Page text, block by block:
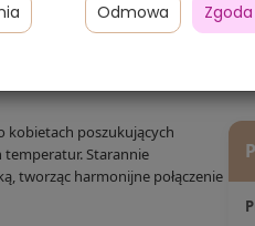
I
kobietach poszukujących
temperatur. Starannie
tworząc harmonijne połączenie
Odmowa Zgoda